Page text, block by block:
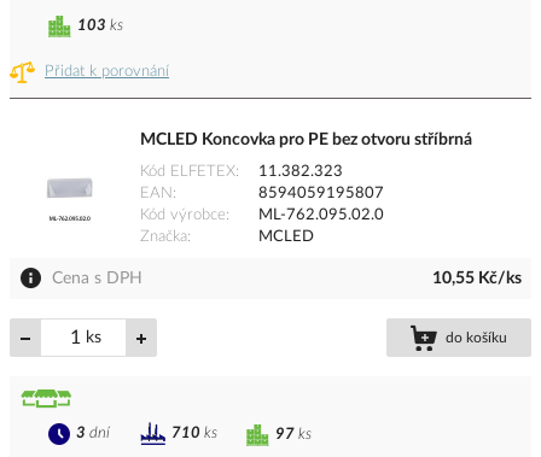
Přidat k porovnání
103 ks
MCLED Koncovka pro PE bez otvoru stříbrná
Kód ELFETEX
11.382.323
EAN
8594059195807
Kód výrobce
ML-762.095.02.0
Značka
MCLED
Cena s DPH 10,55 Kč/ks
ks do košíku
97 ks
3 dní 710 ks